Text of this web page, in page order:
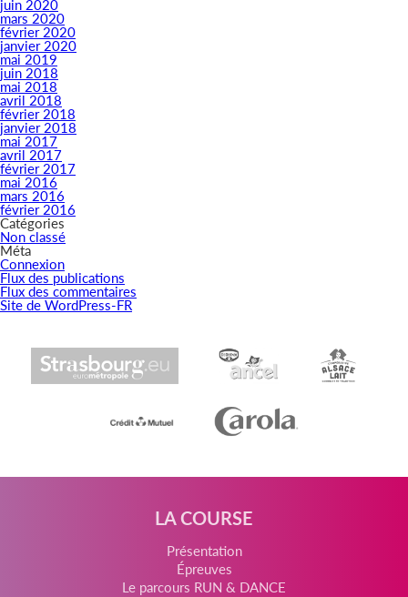
juin 2020
mars 2020
février 2020
janvier 2020
mai 2019
juin 2018
mai 2018
avril 2018
février 2018
janvier 2018
mai 2017
avril 2017
février 2017
mai 2016
mars 2016
février 2016
Catégories
Non classé
Méta
Connexion
Flux des publications
Flux des commentaires
Site de WordPress-FR
LA COURSE
Présentation
Épreuves
Le parcours RUN & DANCE